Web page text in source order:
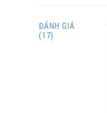
ĐÁNH GIÁ
(17)